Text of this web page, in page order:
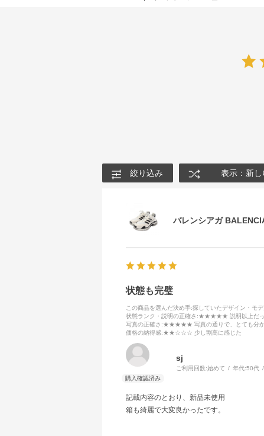
絞り込み 表示：新し
バレンシアガ
状態も完璧
この商品を選んだ決め手:探していたデザイン・モ
状態ランク・説明の正確さ :★★★★★ 説明以上だ
写真の正確さ :★★★★★ 写真の通りで、とても分か
価格の納得感:★★☆☆☆ 少し割高に感じた
sj
ご利用回数:始めて 年代:50代
記載内容のとおり、新品未使用
箱も綺麗で大変良かったです。